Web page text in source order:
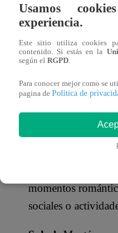
Libra (23 de
momentos
sociales o
Usamos
experiencia.
Este sitio utiliza cookies
contenido. Si estás en la
según el RGPD
Para conocer mejor como se
pagina de Política de